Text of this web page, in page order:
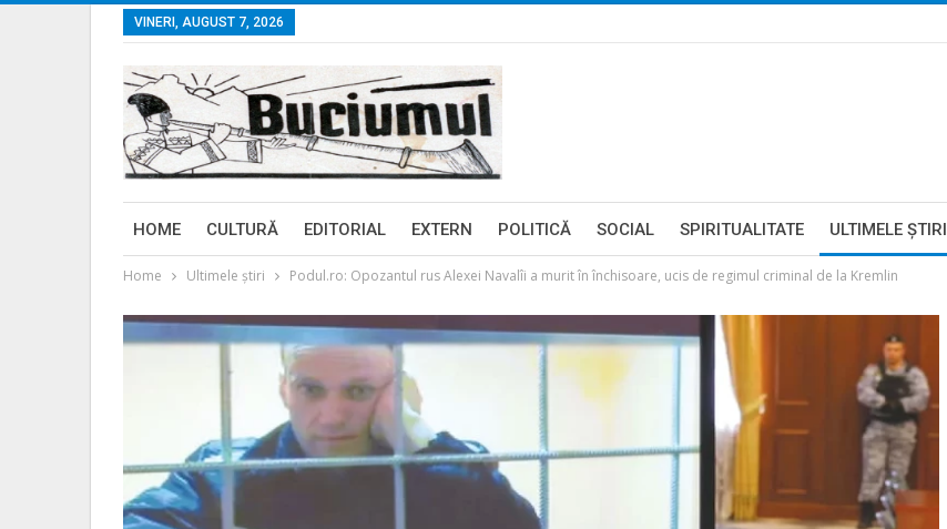
VINERI, AUGUST 7, 2026
HOME CULTURĂ EDITORIAL EXTERN POLITICĂ SOCIAL SPIRITUALITATE ULTIMELE ŞTIRI
Home Ultimele ştiri Podul.ro: Opozantul rus Alexei Navalîi a murit în închisoare, ucis de regimul criminal de la Kremlin